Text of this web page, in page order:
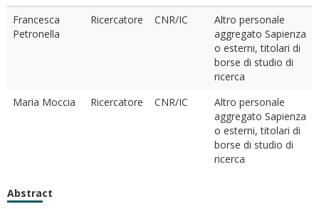
Francesca
Petronella
Ricercatore CNR/IC
Altro personale
aggregato Sapienza
o esterni, titolari di
borse di studio di
ricerca
Maria Moccia
Ricercatore CNR/IC
Altro personale
aggregato Sapienza
o esterni, titolari di
borse di studio di
ricerca
Abstract